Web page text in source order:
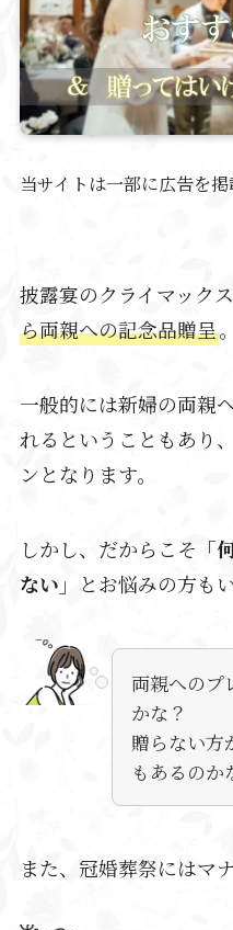
当サイトは一部に広告を掲
披露宴のクライマック
ら両親への記念品贈呈。
一般的には新婦の両親
れるということもあり
ンとなります。
しかし、だからこそ 「
ない」
とお悩みの方も
両親へのプ
かな？
贈らない方
もあるのか
また、冠婚葬祭にはマ